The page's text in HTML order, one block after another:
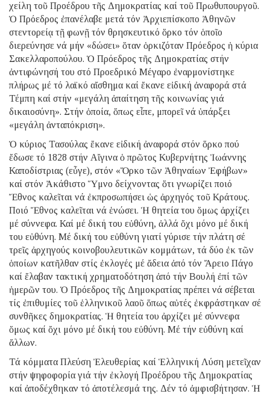
χείλη τοῦ Προέδρου τῆς Δημοκρατίας καί τοῦ Πρωθυπουργοῦ.
Ὁ Πρόεδρος ἐπανέλαβε μετά τόν Ἀρχιεπίσκοπο Ἀθηνῶν
στεντορείᾳ τῇ φωνῇ τόν θρησκευτικό ὅρκο τόν ὁποῖο
διερεύνησε νά μήν «δώσει» ὅταν ὁρκιζόταν Πρόεδρος ἡ κύρια
Σακελλαροπούλου. Ὁ Πρόεδρος τῆς Δημοκρατίας στήν
ἀντιφώνησή του στό Προεδρικό Μέγαρο ἐναρμονίστηκε
πλήρως μέ τό λαϊκό αἴσθημα καί ἔκανε εἰδική ἀναφορά στά
Τέμπη καί στήν «μεγάλη ἀπαίτηση τῆς κοινωνίας γιά
δικαιοσύνη». Στήν ὁποία, ὅπως εἶπε, μπορεῖ νά ὑπάρξει
«μεγάλη ἀνταπόκριση».
Ὁ κύριος Τασούλας ἔκανε εἰδική ἀναφορά στόν ὅρκο πού
ἔδωσε τό 1828 στήν Αἴγινα ὁ πρῶτος Κυβερνήτης Ἰωάννης
Καποδίστριας (εὖγε), στόν «Ὅρκο τῶν Ἀθηναίων Ἐφήβων»
καί στόν Ἀκάθιστο Ὕμνο δείχνοντας ὅτι γνωρίζει ποιό
Ἔθνος καλεῖται νά ἐκπροσωπήσει ὡς ἀρχηγός τοῦ Κράτους.
Ποιό Ἔθνος καλεῖται νά ἑνώσει. Ἡ θητεία του ὅμως ἀρχίζει
μέ σύννεφα. Καί μέ δική του εὐθύνη, ἀλλά ὄχι μόνο μέ δική
του εὐθύνη. Μέ δική του εὐθύνη γιατί γύρισε τήν πλάτη σέ
τρεῖς ἀρχηγούς κοινοβουλευτικῶν κομμάτων, τά δύο ἐκ τῶν
ὁποίων κατῆλθαν στίς ἐκλογές μέ ἄδεια ἀπό τόν Ἄρειο Πάγο
καί ἔλαβαν τακτική χρηματοδότηση ἀπό τήν Βουλή ἐπί τῶν
ἡμερῶν του. Ὁ Πρόεδρος τῆς Δημοκρατίας πρέπει νά σέβεται
τίς ἐπιθυμίες τοῦ ἑλληνικοῦ λαοῦ ὅπως αὐτές ἐκφράστηκαν σέ
συνθῆκες δημοκρατίας. Ἡ θητεία του ἀρχίζει μέ σύννεφα
ὅμως καί ὄχι μόνο μέ δική του εὐθύνη. Μέ τήν εὐθύνη καί
ἄλλων.
Τά κόμματα Πλεύση Ἐλευθερίας καί Ἑλληνική Λύση μετεῖχαν
στήν ψηφοφορία γιά τήν ἐκλογή Προέδρου τῆς Δημοκρατίας
καί ἀποδέχθηκαν τό ἀποτέλεσμά της. Δέν τό ἀμφισβήτησαν. Ἡ